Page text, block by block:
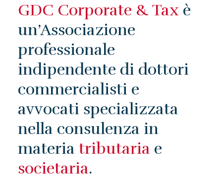
GDC Corporate & Tax è
un’Associazione
professionale
indipendente di dottori
commercialisti e
avvocati specializzata
nella consulenza in
materia tributaria e
societaria.